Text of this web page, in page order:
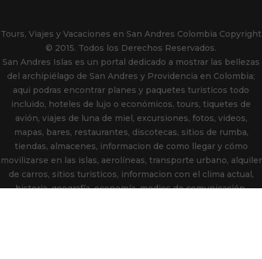
Tours, Viajes y Vacaciones en San Andres Colombia Copyright
© 2015. Todos los Derechos Reservados.
San Andres Islas es un portal dedicado a mostrar las bellezas
del archipiélago de San Andres y Providencia en Colombia;
aqui podras encontrar planes y paquetes turisticos todo
incluido, hoteles de lujo o económicos, tours, tiquetes de
avión, viajes de luna de miel, excursiones, fotos, videos,
mapas, bares, restaurantes, discotecas, sitios de rumba,
tiendas, almacenes, informacion de como llegar y cómo
movilizarse en las islas, aerolíneas, transporte urbano, alquiler
de carros, sitios turisticos, informacion con el clima actual,
historia, geografía, economía, medios de comunicación,